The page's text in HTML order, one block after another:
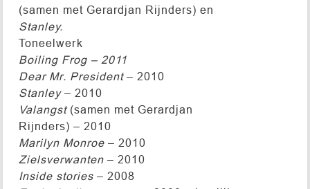
(samen met Gerardjan Rijnders) en
Stanley.
Toneelwerk
Boiling Frog – 2011
Dear Mr. President – 2010
Stanley – 2010
Valangst (samen met Gerardjan
Rijnders) – 2010
Marilyn Monroe – 2010
Zielsverwanten– 2010
Inside stories– 2008